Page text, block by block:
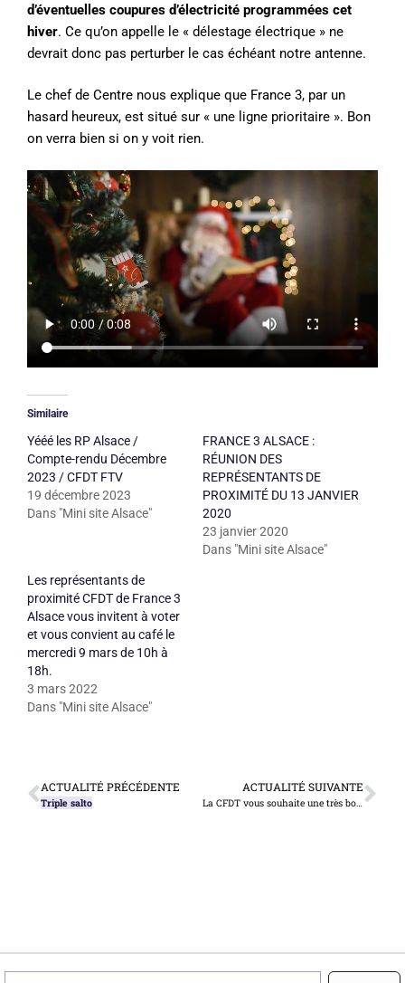
d’éventuelles coupures d’électricité programmées cet
hiver. Ce qu’on appelle le « délestage électrique » ne
devrait donc pas perturber le cas échéant notre antenne.
Le chef de Centre nous explique que France 3, par un
hasard heureux, est situé sur « une ligne prioritaire ». Bon
on verra bien si on y voit rien.
Similaire
Yééé les RP Alsace /
Compte-rendu Décembre
2023 / CFDT FTV
19 décembre 2023
Dans "Mini site Alsace"
FRANCE 3 ALSACE :
RÉUNION DES
REPRÉSENTANTS DE
PROXIMITÉ DU 13 JANVIER
2020
23 janvier 2020
Dans "Mini site Alsace"
Les représentants de
proximité CFDT de France 3
Alsace vous invitent à voter
et vous convient au café le
mercredi 9 mars de 10h à
18h.
3 mars 2022
Dans "Mini site Alsace"
ACTUALITÉ PRÉCÉDENTE
Triple salto
ACTUALITÉ SUIVANTE
La CFDT vous souhaite une très bonne année 2023 !